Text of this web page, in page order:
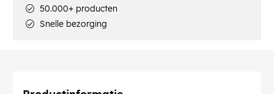
50.000+ producten
Snelle bezorging